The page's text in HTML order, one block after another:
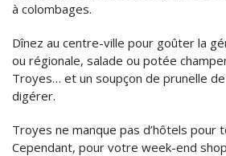
à colombages.
Dînez au centre-ville pour goûter la
ou régionale, salade ou potée
Troyes… et un soupçon de prunelle
digérer.
Troyes ne manque pas d’hôtels pour
Cependant, pour votre week-end